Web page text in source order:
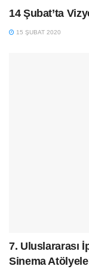
14 Şubat’ta
15 ŞUBAT 2020
7. Uluslararası
Sinema